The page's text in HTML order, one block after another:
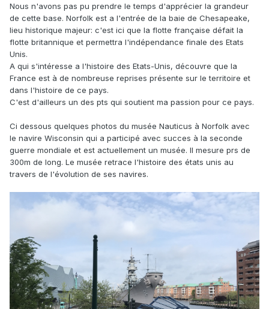
Nous n'avons pas pu prendre le temps d'apprécier la grandeur
de cette base. Norfolk est a l'entrée de la baie de Chesapeake,
lieu historique majeur: c'est ici que la flotte française défait la
flotte britannique et permettra l'indépendance finale des Etats
Unis.
A qui s'intéresse a l'histoire des Etats-Unis, découvre que la
France est à de nombreuse reprises présente sur le territoire et
dans l'histoire de ce pays.
C'est d'ailleurs un des pts qui soutient ma passion pour ce pays.
Ci dessous quelques photos du musée Nauticus à Norfolk avec
le navire Wisconsin qui a participé avec succes à la seconde
guerre mondiale et est actuellement un musée. Il mesure prs de
300m de long. Le musée retrace l'histoire des états unis au
travers de l'évolution de ses navires.